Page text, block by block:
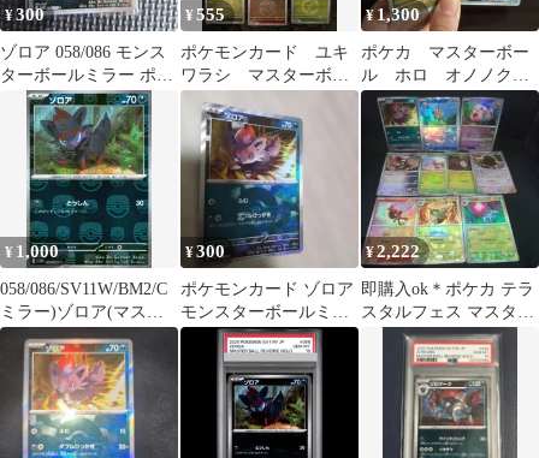
¥300
ゾロア 058/086 モンス
ターボールミラー ポケ
モンカード BB01-00
¥555
ポケモンカード ユキ
ワラシ マスターボー
ルミラー ゾロアー
ク モンスターボール
ミ
¥ 1,300
ポケカ マスターボー
ル ホロ オノノク
ス ゾロア zorua
haxorus
¥ 1,000
058/086/SV11W/BM2/C
ミラー)ゾロア(マスタ
ーボール柄)
¥300
ポケモンカード ゾロア
モンスターボールミラ
ー
¥2,222
即購入ok＊ポケカ テラ
スタルフェス マスター
ボールミラー 10種